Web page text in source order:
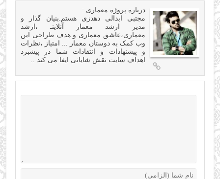
درباره پروژه معماری :
مجتبی ابدالی دهدزی هستم.بنیان گذار و
مدیر ارشد معمار آنلاینـ ،ارشد
معماری،عاشق معماری و هدف طراحی این
وب کمک به دوستان معمار ... امتیاز ،نظرات
و پیشنهادات و انتقادات شما در پیشبرد
اهداف سایت نقش شایانی ایفا می کند ..